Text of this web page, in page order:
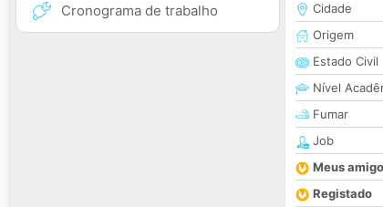
Cronograma de trabalho
Cidade
Origem
Estado Civil
Nível
Fumar
Job
Meus
Registado